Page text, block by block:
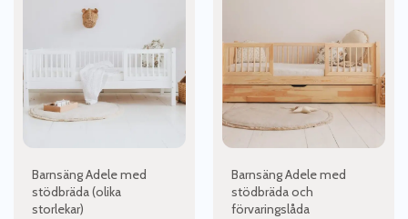
Barnsäng Adele med
stödbräda (olika
storlekar)
De
olika
alternativen
kan
produktsidan
Barnsäng Adele med
stödbräda och
förvaringslåda
flera
varianter.
De
olika
alternativen
kan
produktsidan